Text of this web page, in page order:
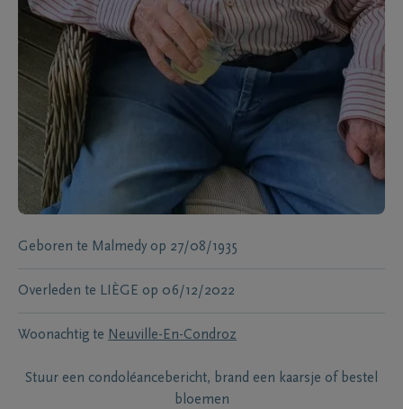
Geboren te Malmedy op 27/08/1935
Overleden te LIÈGE op 06/12/2022
Woonachtig te Neuville-En-Condroz
Stuur een condoléancebericht, brand een kaarsje of bestel
bloemen